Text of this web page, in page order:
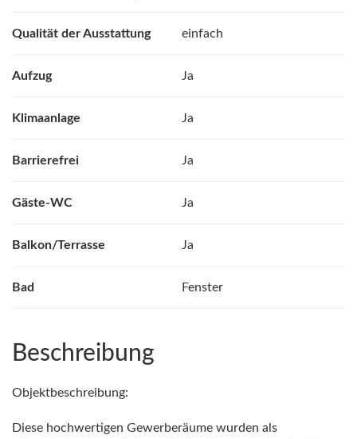
Qualität der Ausstattung einfach
Aufzug Ja
Klimaanlage Ja
Barrierefrei Ja
Gäste-WC Ja
Balkon/Terrasse Ja
Bad Fenster
Beschreibung
Objektbeschreibung:
Diese hochwertigen Gewerberäume wurden als